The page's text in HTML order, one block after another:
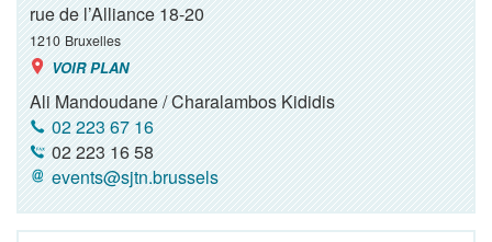
rue de l’Alliance 18-20
1210 Bruxelles
VOIR PLAN
Ali Mandoudane / Charalambos Kididis
02 223 67 16
02 223 16 58
events@sjtn.brussels